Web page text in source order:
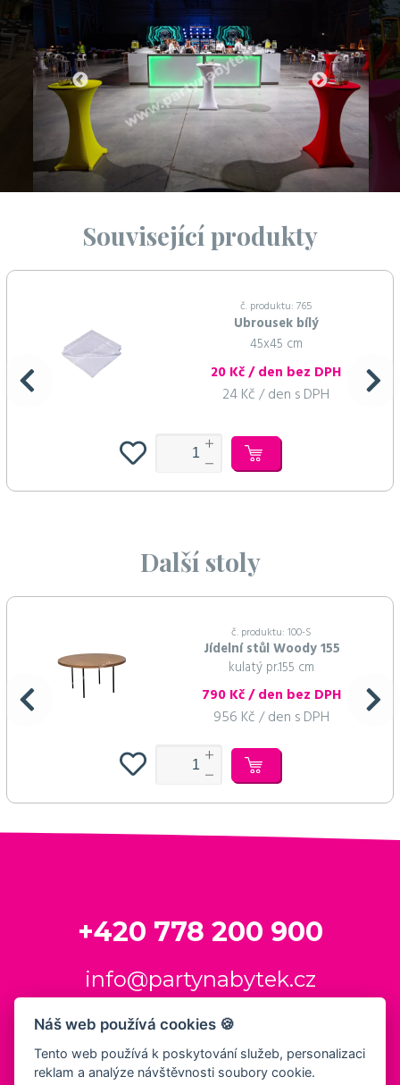
Náš web používá cookies 🍪
Tento web používá k poskytování služeb, personalizaci
reklam a analýze návštěvnosti soubory cookie.
Související produkty
č. produktu: 765
Ubrousek bílý
45x45 cm
20 Kč / den bez DPH
24 Kč / den s DPH
Další stoly
č. produktu: 100-S
Jídelní stůl Woody 155
kulatý pr.155 cm
790 Kč / den bez DPH
956 Kč / den s DPH
+420 778 200 900
info@partynabytek.cz